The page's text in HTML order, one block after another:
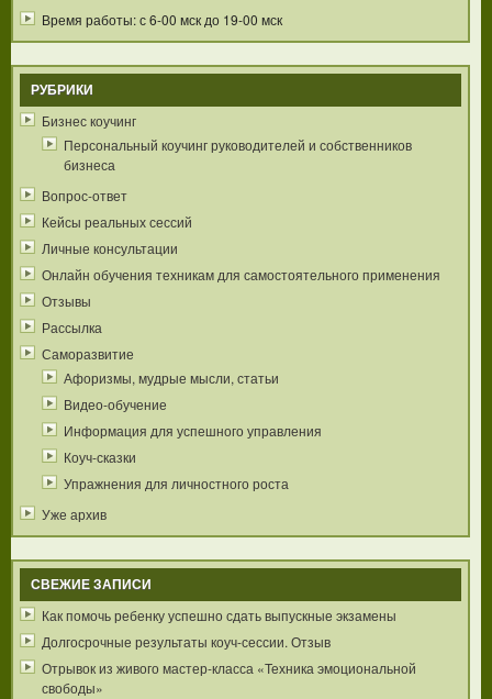
Время работы: с 6-00 мск до 19-00 мск
РУБРИКИ
Бизнес коучинг
Персональный коучинг руководителей и собственников
бизнеса
Вопрос-ответ
Кейсы реальных сессий
Личные консультации
Онлайн обучения техникам для самостоятельного применения
Отзывы
Рассылка
Саморазвитие
Афоризмы, мудрые мысли, статьи
Видео-обучение
Информация для успешного управления
Коуч-сказки
Упражнения для личностного роста
Уже архив
СВЕЖИЕ ЗАПИСИ
Как помочь ребенку успешно сдать выпускные экзамены
Долгосрочные результаты коуч-сессии. Отзыв
Отрывок из живого мастер-класса «Техника эмоциональной
свободы»